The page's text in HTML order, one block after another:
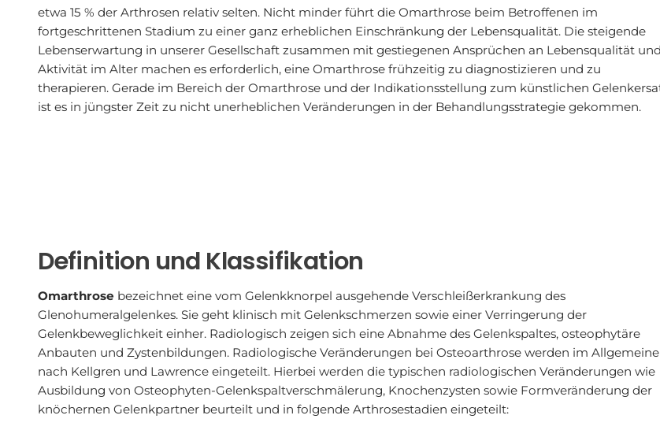
etwa 15 % der Arthrosen relativ selten. Nicht minder führt die Omarthrose beim Betroffenen im
fortgeschrittenen Stadium zu einer ganz erheblichen Einschränkung der Lebensqualität. Die steigende
Lebenserwartung in unserer Gesellschaft zusammen mit gestiegenen Ansprüchen an Lebensqualität und
Aktivität im Alter machen es erforderlich, eine Omarthrose frühzeitig zu diagnostizieren und zu
therapieren. Gerade im Bereich der Omarthrose und der Indikationsstellung zum künstlichen
ist es in jüngster Zeit zu nicht unerheblichen Veränderungen in der Behandlungsstrategie gekommen.
Definition und Klassifikation
Omarthrose bezeichnet eine vom Gelenkknorpel ausgehende Verschleißerkrankung des
Glenohumeralgelenkes. Sie geht klinisch mit Gelenkschmerzen sowie einer Verringerung der
Gelenkbeweglichkeit einher. Radiologisch zeigen sich eine Abnahme des Gelenkspaltes, osteophytäre
Anbauten und Zystenbildungen. Radiologische Veränderungen bei Osteoarthrose werden im
nach Kellgren und Lawrence eingeteilt. Hierbei werden die typischen radiologischen Veränderungen wie
Ausbildung von Osteophyten-Gelenkspaltverschmälerung, Knochenzysten sowie Formveränderung der
knöchernen Gelenkpartner beurteilt und in folgende Arthrosestadien eingeteilt: